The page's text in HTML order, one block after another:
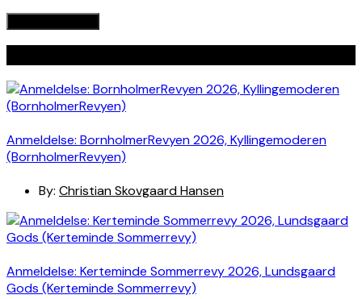
Anmeldelse: BornholmerRevyen 2026, Kyllingemoderen
(BornholmerRevyen)
By: Christian Skovgaard Hansen
Anmeldelse: Kerteminde Sommerrevy 2026, Lundsgaard
Gods (Kerteminde Sommerrevy)